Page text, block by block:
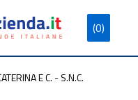
(0)
E C. - S.N.C.